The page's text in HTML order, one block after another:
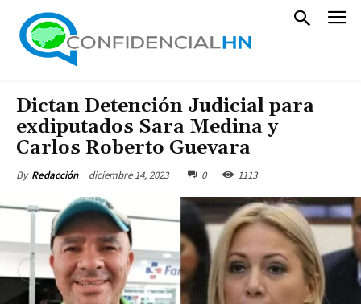
Dictan Detención Judicial para
exdiputados Sara Medina y
Carlos Roberto Guevara
By Redacción diciembre 14, 2023 0 1113